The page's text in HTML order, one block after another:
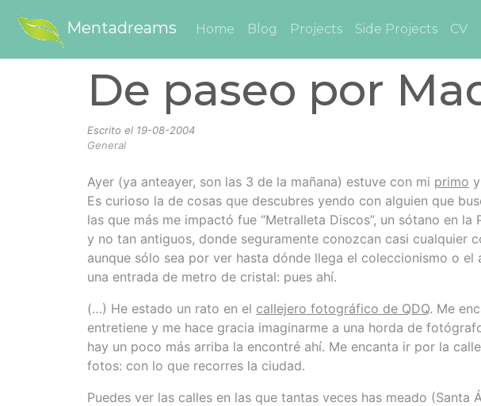
Mentadreams Home Blog Projects Side Projects CV
De paseo por
Escrito el 19-08-2004
General
Ayer (ya anteayer, son las 3 de la mañana) estuve con mi primo
Es curioso la de cosas que descubres yendo con alguien que
las que más me impactó fue “Metralleta Discos”, un sótano en
y no tan antiguos, donde seguramente conozcan casi cualquier
aunque sólo sea por ver hasta dónde llega el coleccionismo o
una entrada de metro de cristal: pues ahí.
(…) He estado un rato en el callejero fotográfico de QDQ. Me
entretiene y me hace gracia imaginarme a una horda de
hay un poco más arriba la encontré ahí. Me encanta ir por la
fotos: con lo que recorres la ciudad.
Puedes ver las calles en las que tantas veces has meado